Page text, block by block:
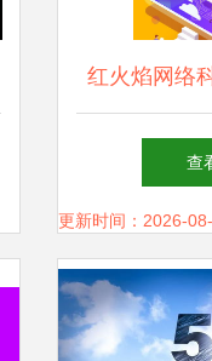
红火焰网络
就负责任
查
更新时间：2026-